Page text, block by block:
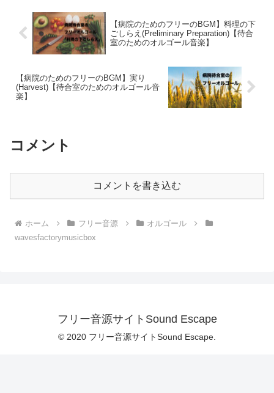
【病院のためのフリーのBGM】料理の下
ごしらえ(Preliminary Preparation)【待合
室のためのオルゴール音楽】
【病院のためのフリーのBGM】実り
(Harvest)【待合室のためのオルゴール音
楽】
コメント
コメントを書き込む
ホーム フリー音源
オルゴール
wavesfactorymusicbox
フリー音源サイトSound Escape
© 2020 フリー音源サイトSound Escape.